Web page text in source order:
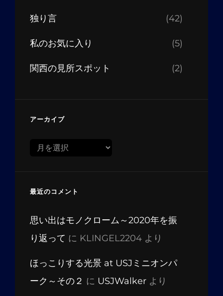
独り言 (42)
私のお気に入り (5)
関西の見所スポット (2)
アーカイブ
イ
最近のコメント
思い出はモノクローム～2020年を振
り返って に KLINGEL2204 より
ほっこりする光景 at USJミニオンパ
ーク～その２ に USJWalker より